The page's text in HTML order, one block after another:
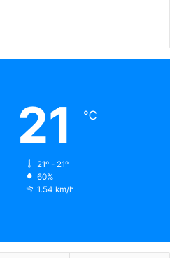
21 ℃
21º - 21º
60%
1.54 km/h